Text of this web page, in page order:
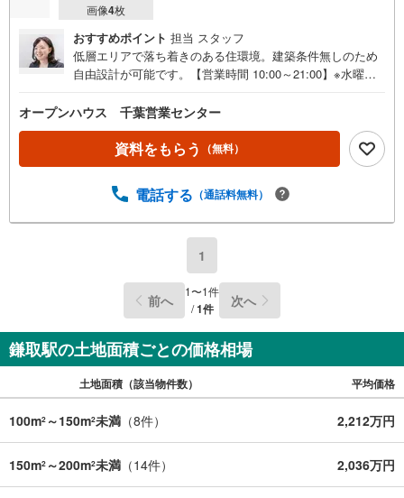
画像4枚
おすすめポイント 担当 スタッフ
低層エリアで落ち着きのある住環境。建築条件無しのため
自由設計が可能です。【営業時間 10:00～21:00】※水曜定
お気軽にご連絡ください！現地を見学される場合は「室
内・現地を見学する（無料）」ボタンよりご希望の日時を
ご記入いただけますとスムーズにご案内が可能です。◎現
地のご案内について・平日や夜遅い時間帯もご案内が可
にご説明いたします。・車でご自宅や最寄り駅等、ご指定
います。◎個別FP相談会 無料物件のご紹介だけでなく住
宅ローン・資金のご相談、まずは家探しについて話を聞き
たいという方も大歓迎です！年間8000棟以上の限定物件を
発表しているオープンハウスだから出会える物件が多数ご
ざいます。ぜひお気軽にご連絡・ご相談ください！※限定物
なオープンハウス・ディベロップメントの物件
オープンハウス 千葉営業センター
資料をもらう （無料）
電話する （通話料無料）
1
前へ 1〜1件
/1件 次へ
鎌取駅の土地面積ごとの価格相場
土地面積（該当物件数） 平均価格
100m2 ～150m2未満 （8件） 2,212万円
150m2 ～200m2未満 （14件） 2,036万円